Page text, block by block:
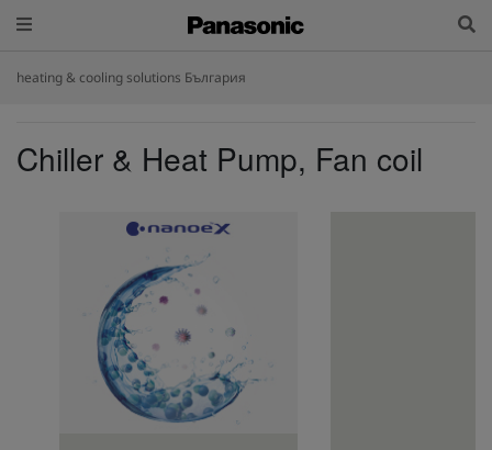
heating & cooling solutions България
Chiller & Heat Pump, Fan coil